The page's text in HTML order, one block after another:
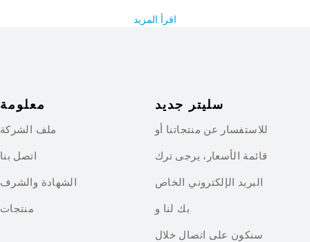
اقرأ المزيد
معلومة
ملف الشركة
اتصل بنا
الشهادة والشرف
منتجات
سليتر جديد
للاستفسار عن منتجاتنا أو
قائمة الأسعار، يرجى ترك
البريد الإلكتروني الخاص
بك لنا و
سنكون على اتصال خلال